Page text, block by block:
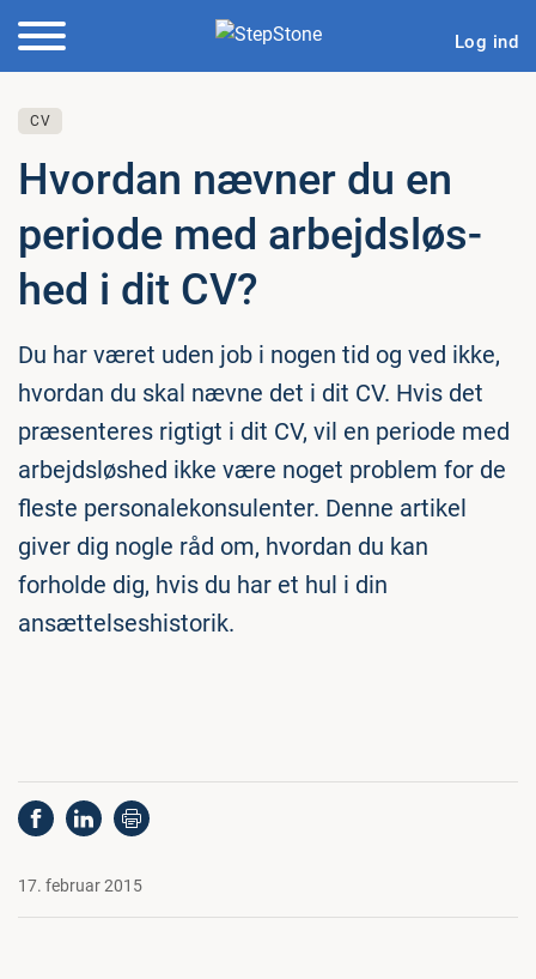
Log ind
CV
Hvordan nævner du en
periode med ar­bejds­løs­
hed i dit CV?
Du har været uden job i nogen tid og ved ikke,
hvordan du skal nævne det i dit CV. Hvis det
præsenteres rigtigt i dit CV, vil en periode med
arbejdsløshed ikke være noget problem for de
fleste personalekonsulenter. Denne artikel
giver dig nogle råd om, hvordan du kan
forholde dig, hvis du har et hul i din
ansættelseshistorik.
17. februar 2015